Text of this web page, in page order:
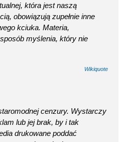
która jest naszą
obowiązują zupełnie inne
kciuka. Materia,
myślenia, który nie
Wikiquote
cenzury. Wystarczy
lub jej brak, by i tak
drukowane poddać